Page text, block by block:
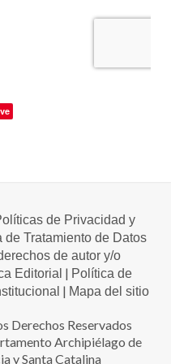
de Privacidad y
de Tratamiento de Datos
de autor y/o
Editorial | Política de
| Mapa del sitio
Derechos Reservados
Archipiélago de
y Santa Catalina